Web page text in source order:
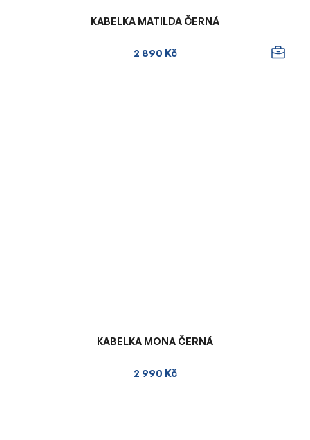
KABELKA MATILDA ČERNÁ
2 890 Kč
KABELKA MONA ČERNÁ
2 990 Kč